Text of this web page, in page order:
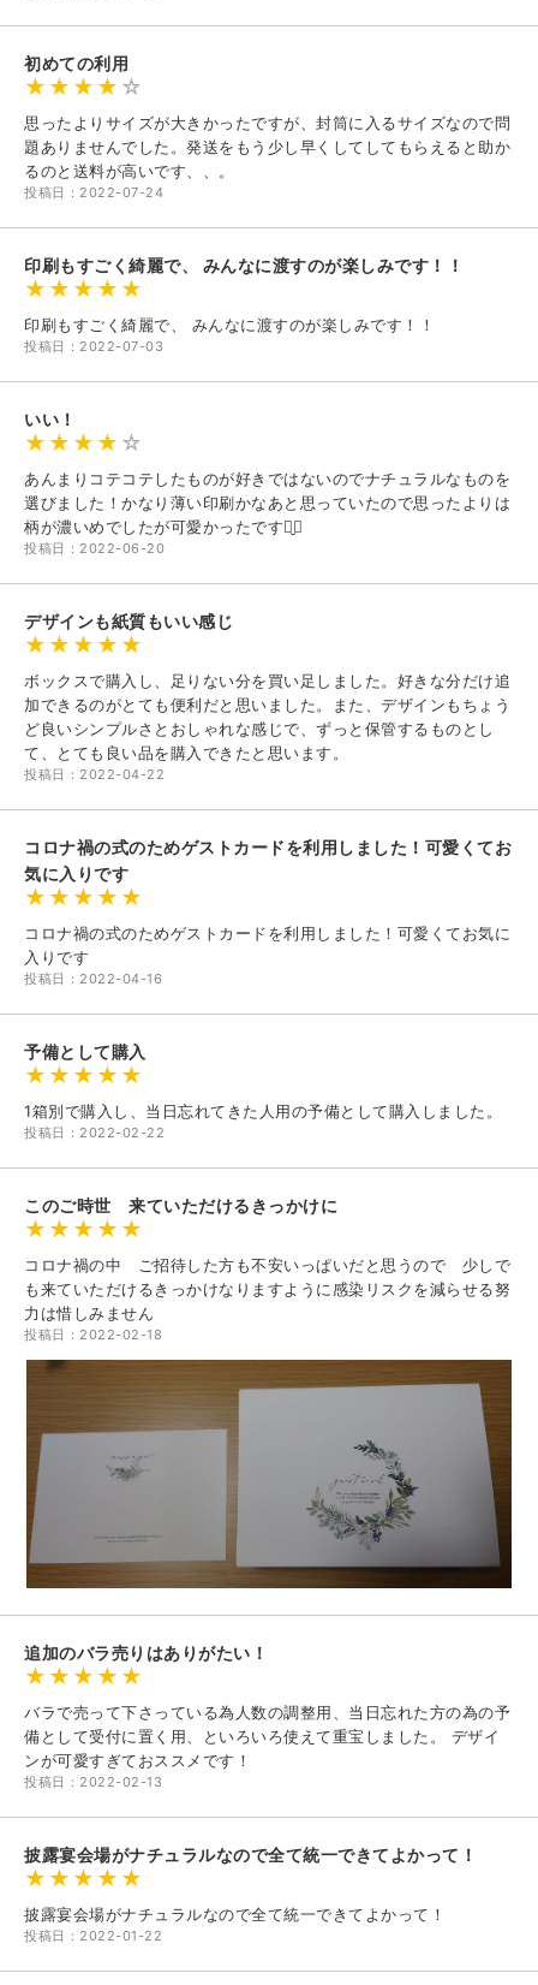
初めての利用
思ったよりサイズが大きかったですが、封筒に入るサイズなので問
題ありませんでした。発送をもう少し早くしてしてもらえると助か
るのと送料が高いです、、。
投稿日：2022-07-24
印刷もすごく綺麗で、 みんなに渡すのが楽しみです！！
印刷もすごく綺麗で、 みんなに渡すのが楽しみです！！
投稿日：2022-07-03
いい！
あんまりコテコテしたものが好きではないのでナチュラルなものを
選びました！かなり薄い印刷かなあと思っていたので思ったよりは
柄が濃いめでしたが可愛かったです⠉̮⃝︎︎
投稿日：2022-06-20
デザインも紙質もいい感じ
ボックスで購入し、足りない分を買い足しました。好きな分だけ追
加できるのがとても便利だと思いました。また、デザインもちょう
ど良いシンプルさとおしゃれな感じで、ずっと保管するものとし
て、とても良い品を購入できたと思います。
投稿日：2022-04-22
コロナ禍の式のためゲストカードを利用しました！可愛くてお
気に入りです
コロナ禍の式のためゲストカードを利用しました！可愛くてお気に
入りです
投稿日：2022-04-16
予備として購入
1箱別で購入し、当日忘れてきた人用の予備として購入しました。
投稿日：2022-02-22
このご時世 来ていただけるきっかけに
コロナ禍の中 ご招待した方も不安いっぱいだと思うので 少しで
も来ていただけるきっかけなりますように感染リスクを減らせる努
力は惜しみません
投稿日：2022-02-18
追加のバラ売りはありがたい！
バラで売って下さっている為人数の調整用、当日忘れた方の為の予
備として受付に置く用、といろいろ使えて重宝しました。 デザイ
ンが可愛すぎておススメです！
投稿日：2022-02-13
披露宴会場がナチュラルなので全て統一できてよかって！
披露宴会場がナチュラルなので全て統一できてよかって！
投稿日：2022-01-22